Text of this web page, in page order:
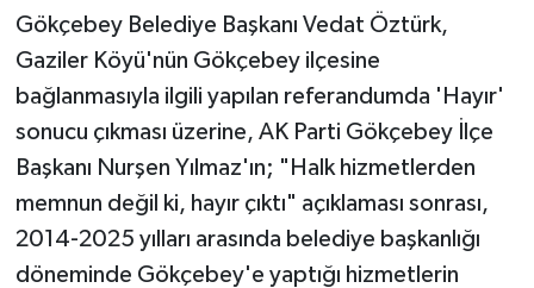
Gökçebey Belediye Başkanı Vedat Öztürk,
Gaziler Köyü'nün Gökçebey ilçesine
bağlanmasıyla ilgili yapılan referandumda 'Hayır'
sonucu çıkması üzerine, AK Parti Gökçebey İlçe
Başkanı Nurşen Yılmaz'ın; "Halk hizmetlerden
memnun değil ki, hayır çıktı" açıklaması sonrası,
2014-2025 yılları arasında belediye başkanlığı
döneminde Gökçebey'e yaptığı hizmetlerin